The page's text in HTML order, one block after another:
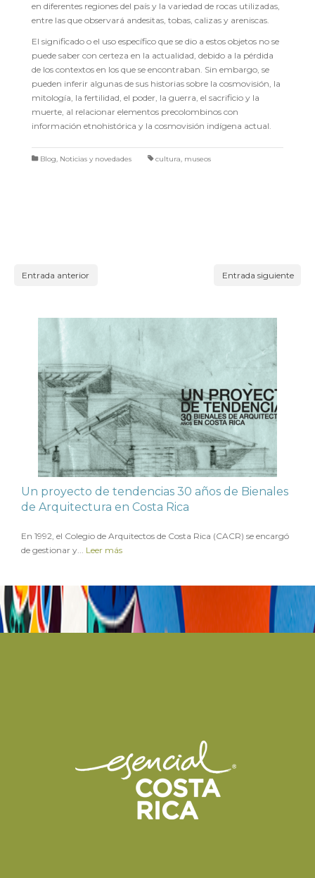
en diferentes regiones del país y la variedad de rocas utilizadas,
entre las que observará andesitas, tobas, calizas y areniscas.
El significado o el uso específico que se dio a estos objetos no se
puede saber con certeza en la actualidad, debido a la pérdida
de los contextos en los que se encontraban. Sin embargo, se
pueden inferir algunas de sus historias sobre la cosmovisión, la
mitología, la fertilidad, el poder, la guerra, el sacrificio y la
muerte, al relacionar elementos precolombinos con
información etnohistórica y la cosmovisión indígena actual.
Blog, Noticias y novedades cultura, museos
Entrada anterior Entrada siguiente
Un proyecto de tendencias 30 años de Bienales
de Arquitectura en Costa Rica
En 1992, el Colegio de Arquitectos de Costa Rica (CACR) se encargó
de gestionar y... Leer más